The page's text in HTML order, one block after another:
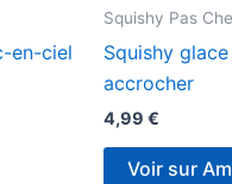
en-ciel
Squishy Pas
Squishy
accrocher
4,99 €
Voir sur